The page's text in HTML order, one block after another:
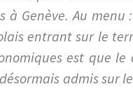
à Genève. Au
entrant sur le
est que
admis sur